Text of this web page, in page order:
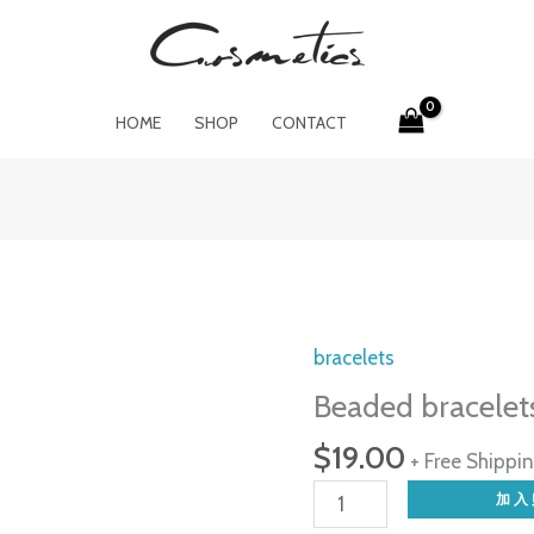
HOME SHOP CONTACT
bracelets
Beaded
$19.00 + Free
Beaded
bracelets
加入